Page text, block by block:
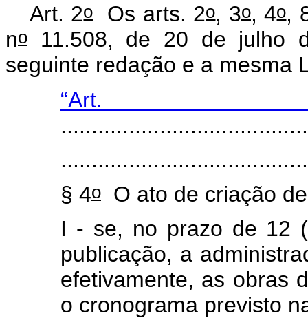
Art. 2oOs arts. 2o, 3o, 4o,
no 11.508, de 20 de julho
seguinte redação e a mesma
§ 4o O ato de criação
I - se, no prazo de 12
publicação, a
efetivamente, as obras
o cronograma previsto